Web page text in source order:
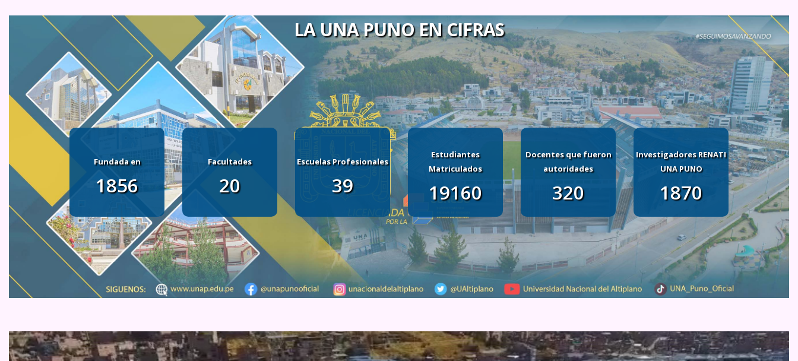
LAUNA PUNOEN CIFRAS
Fundada en
1856
Facultades
20
Escuelas Profesionales
39
Estudiantes
Matriculados
19160
Docentes que fueron
autoridades
320
Investigadores RENATI
UNA PUNO
1870